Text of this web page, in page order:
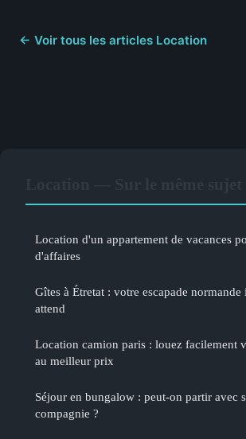
← Voir tous les articles Location
Location d'un appartement de vacances
d'affaires
Gîtes à Étretat : votre escapade normande
attend
Location camion paris : louez facilement
au meilleur prix
Séjour en bungalow : peut-on partir avec
compagnie ?